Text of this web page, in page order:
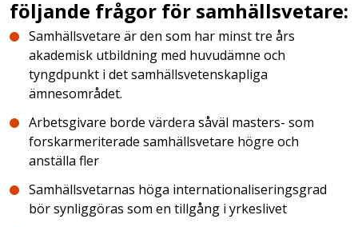
följande frågor för samhällsvetare:
Samhällsvetare är den som har minst tre års
akademisk utbildning med huvudämne och
tyngdpunkt i det samhällsvetenskapliga
ämnesområdet.
Arbetsgivare borde värdera såväl masters- som
forskarmeriterade samhällsvetare högre och
anställa fler
Samhällsvetarnas höga internationaliseringsgrad
bör synliggöras som en tillgång i yrkeslivet